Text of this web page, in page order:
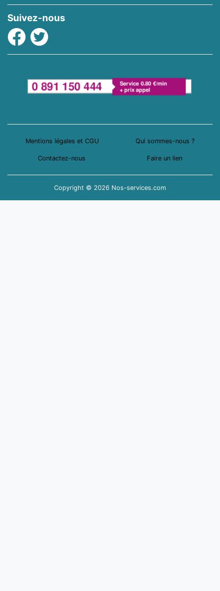
Suivez-nous
Facebook
Twitter
Mentions légales et CGU Qui sommes-nous ?
Contactez-nous Faire un lien
Copyright © 2026 Nos-services.com